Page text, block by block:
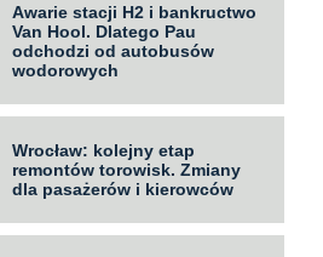
Awarie stacji H2 i bankructwo
Van Hool. Dlatego Pau
odchodzi od autobusów
wodorowych
Wrocław: kolejny etap
remontów torowisk. Zmiany
dla pasażerów i kierowców